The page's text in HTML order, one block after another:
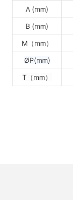
A (mm)
B (mm)
M（mm）
ØP(mm)
T（mm）